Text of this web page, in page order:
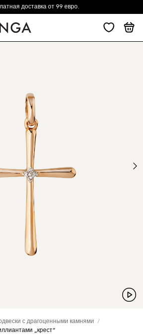
доставка от 99 евро.
с драгоценными камнями
„крест“